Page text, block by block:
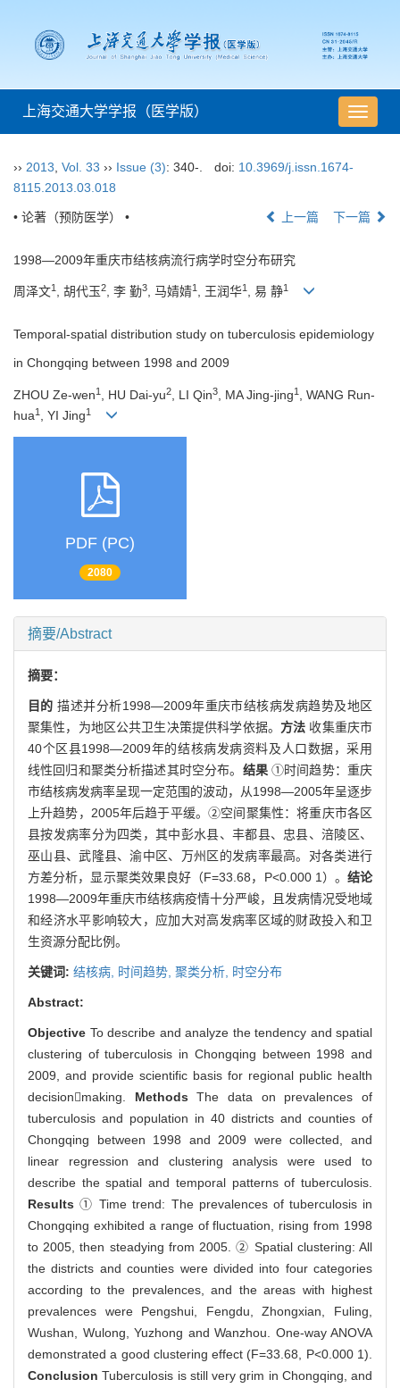
导
航
上海交通大学学报（医学版）
›› 2013 Vol. 33 ›› Issue (3): 340-. doi: 10.3969/j.issn.1674-
8115.2013.03.018
• 论著（预防医学） • 上一篇 下一篇
1998—2009年重庆市结核病流行病学时空分布研究
周泽文1 , 胡代玉2, 李 勤3, 马婧婧1 , 王润华1 , 易 静1
Temporal-spatial distribution study on tuberculosis epidemiology
in Chongqing between 1998 and 2009
ZHOU Ze-wen1 , HU Dai-yu2 , LI Qin3 , MA Jing-jing1
, WANG Run-
hua1 , YI Jing1
PDF (PC)
2080
摘要/Abstract
摘要：
目的描述并分析1998—2009年重庆市结核病发病趋势及地区
聚集性，为地区公共卫生决策提供科学依据。 方法 收集重庆市
40个区县1998—2009年的结核病发病资料及人口数据，采用
线性回归和聚类分析描述其时空分布。 结果 ①时间趋势：重庆
市结核病发病率呈现一定范围的波动，从1998—2005年呈逐步
上升趋势，2005年后趋于平缓。②空间聚集性：将重庆市各区
县按发病率分为四类，其中彭水县、丰都县、忠县、涪陵区、
巫山县、武隆县、渝中区、万州区的发病率最高。对各类进行
方差分析，显示聚类效果良好（F=33.68，P<0.000 1）。 结论
1998—2009年重庆市结核病疫情十分严峻，且发病情况受地域
和经济水平影响较大，应加大对高发病率区域的财政投入和卫
生资源分配比例。
关键词: 结核病, 时间趋势, 聚类分析, 时空分布
Abstract:
Objective To describe and analyze the tendency and spatial
clustering of tuberculosis in Chongqing between 1998 and
2009, and provide scientific basis for regional public health
decisionmaking. MethodsThe data on prevalences of
tuberculosis and population in 40 districts and counties of
Chongqing between 1998 and 2009 were collected, and
linear regression and clustering analysis were used to
describe the spatial and temporal patterns of tuberculosis.
Results① Time trend: The prevalences of tuberculosis in
Chongqing exhibited a range of fluctuation, rising from 1998
to 2005, then steadying from 2005. ② Spatial clustering: All
the districts and counties were divided into four categories
according to the prevalences, and the areas with highest
prevalences were Pengshui, Fengdu, Zhongxian, Fuling,
Wushan, Wulong, Yuzhong and Wanzhou. One-way ANOVA
demonstrated a good clustering effect (F=33.68, P<0.000 1).
ConclusionTuberculosis is still very grim in Chongqing, and